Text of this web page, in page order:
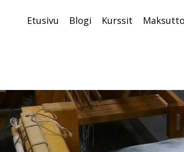
Etusivu Blogi Kurssit